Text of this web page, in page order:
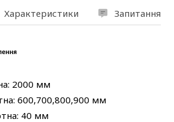
Характеристики Запитання
2000 мм
600,700,800,900 мм
40 мм